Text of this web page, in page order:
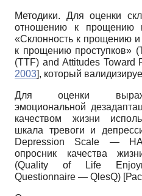
Методики. Для оценки
отношению к прощению
«Склонность к прощению
к прощению проступков» (
(TTF) and Attitudes Toward
2003], который
Для оценки
эмоциональной
качеством жизни
шкала тревоги и
Depression
Scale —
опросник качества
(Quality of Life
Questionnaire — QlesQ) [